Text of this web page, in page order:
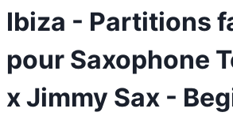
Ibiza - Partitions
pour Saxophone
x Jimmy Sax -